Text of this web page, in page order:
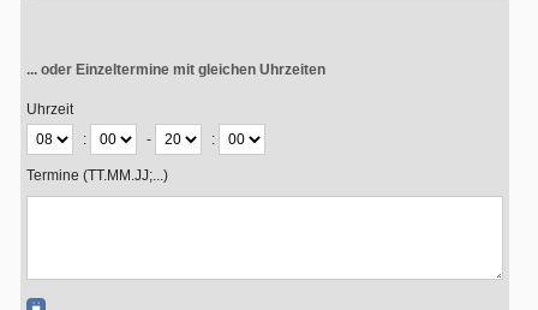
... oder Einzeltermine mit gleichen Uhrzeiten
Uhrzeit
:
- :
Termine (TT.MM.JJ;...)